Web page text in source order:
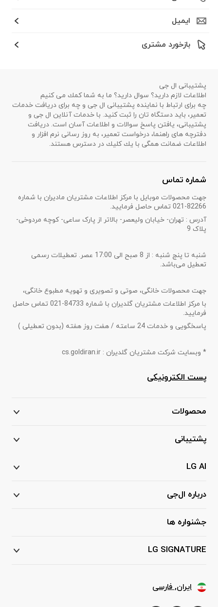
ایمیل
بازخورد مشتری
پشتیبانی ال جی
اطلاعات لازم دارید؟ سوال دارید؟ ما به شما كمك می كنیم
چه برای ارتباط با نماینده پشتیبانی ال جی و چه برای دریافت خدمات
تعمیر، باید دستگاه تان را ثبت كنید. با خدمات آنلاین ال جی و
پشتیبانی، یافتن پاسخ سوالات و اطلاعات آسان است. دریافت
دفترچه های راهنما، درخواست تعمیر، به روز رسانی نرم افزار و
اطلاعات ضمانت همگی با یك كلیك در دسترس هستند.
شماره تماس
جهت محصولات موبایل با مرکز اطلاعات مشتریان مادیران با شماره
82266-021 تماس حاصل فرمایید.
آدرس : تهران- خیابان ولیعصر- بالاتر از پارک ساعی- کوچه مردوخی-
پلاک 9
شنبه تا پنج شنبه : از 8 صبح الی 17:00 عصر. تعطیلات رسمی
تعطیل می‌باشد.
جهت محصولات خانگی، صوتی و تصویری و تهویه مطبوع خانگی،
با مرکز اطلاعات مشتریان گلدیران با شماره 84733-021 تماس حاصل
فرمایید.
پاسخگویی و خدمات 24 ساعته / هفت روز هفته (بدون تعطیلی )
* وبسایت شرکت مشتریان گلدیران : cs.goldiran.ir
پست الکترونیکی
محصولات
پشتیبانی
LG AI
درباره ال‌جی
جشنواره ها
LG SIGNATURE
ایران, فارسی